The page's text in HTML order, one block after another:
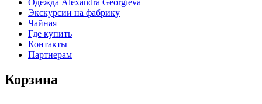
Одежда Alexandra Georgieva
Экскурсии на фабрику
Чайная
Где купить
Контакты
Партнерам
Корзина